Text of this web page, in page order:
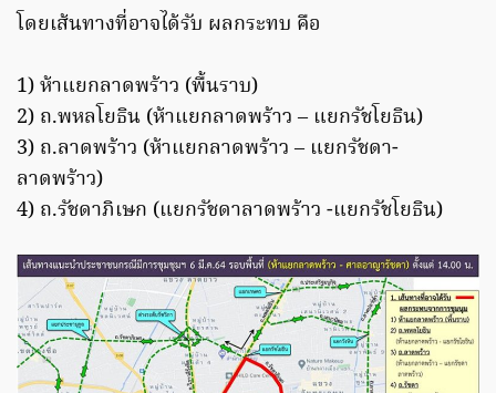
โดยเส้นทางที่อาจได้รับ ผลกระทบ คือ
1) ห้าแยกลาดพร้าว (พื้นราบ)
2) ถ.พหลโยธิน (ห้าแยกลาดพร้าว – แยกรัชโยธิน)
3) ถ.ลาดพร้าว (ห้าแยกลาดพร้าว – แยกรัชดา-
ลาดพร้าว)
4) ถ.รัชดาภิเษก (แยกรัชดาลาดพร้าว -แยกรัชโยธิน)